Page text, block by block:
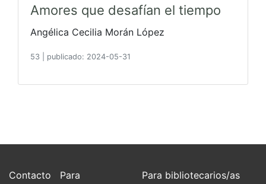
Amores que desafían el tiempo
Angélica Cecilia Morán López
53 publicado: 2024-05-31
Contacto
Para
Para bibliotecarios/as